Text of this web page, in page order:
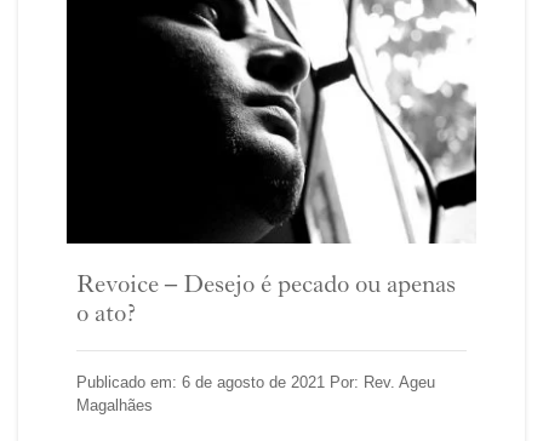
Revoice – Desejo é pecado ou apenas
o ato?
Publicado em: 6 de agosto de 2021 Por: Rev. Ageu
Magalhães